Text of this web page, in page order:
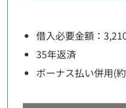
借入必要金額：
35年返済
ボーナス払い併用(